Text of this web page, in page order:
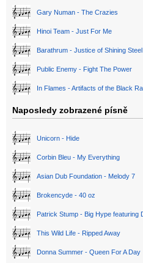
Gary Numan - The Crazies
Hinoi Team - Just For Me
Barathrum - Justice of Shining Steel
Public Enemy - Fight The Power
In Flames - Artifacts of the Black
Naposledy zobrazené písně
Unicorn - Hide
Corbin Bleu - My Everything
Asian Dub Foundation - Melody 7
Brokencyde - 40 oz
Patrick Stump - Big Hype featuring
This Wild Life - Ripped Away
Donna Summer - Queen For A Day